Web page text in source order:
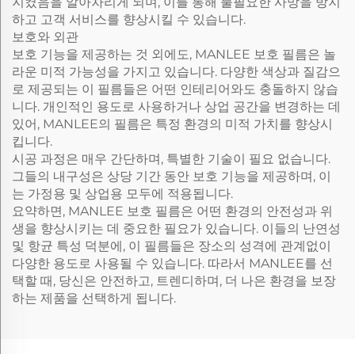
하고 고객 서비스를 향상시킬 수 있습니다.
보호와 외관
보호 기능을 제공하는 것 외에도, MANLEE 보호 필름은 놀
라운 미적 가능성을 가지고 있습니다. 다양한 색상과 질감으
로 제공되는 이 필름들은 어떤 인테리어와도 충돌하지 않습
니다. 개인적인 용도로 사용하거나 상업 공간을 변경하는 데
있어, MANLEE의 필름은 특정 환경의 미적 가치를 향상시
킵니다.
시공 과정은 매우 간단하며, 특별한 기술이 필요 없습니다.
그들의 내구성은 상당 기간 동안 보호 기능을 제공하며, 이
는 가정용 및 상업용 모두에 적용됩니다.
요약하면, MANLEE 보호 필름은 어떤 환경의 안전성과 위
생을 향상시키는 데 중요한 필요가 있습니다. 이들의 난연성
및 항균 특성 덕분에, 이 필름들은 장소의 성격에 관계없이
다양한 용도로 사용될 수 있습니다. 따라서 MANLEE를 선
택할 때, 당신은 안전하고, 트렌디하며, 더 나은 환경을 보장
하는 제품을 선택하게 됩니다.